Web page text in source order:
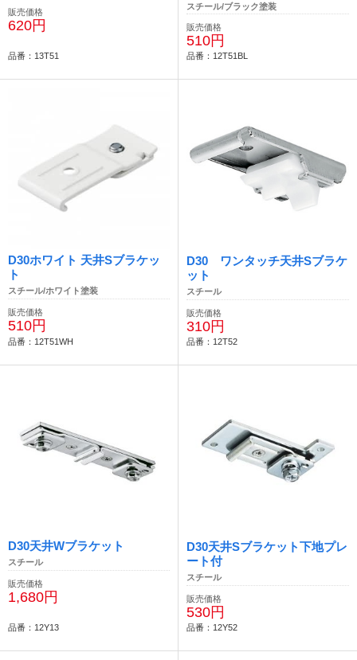
販売価格
620円
品番：13T51
スチール/ブラック塗装
販売価格
510円
品番：12T51BL
D30ホワイト 天井Sブラケッ
ト
スチール/ホワイト塗装
販売価格
510円
品番：12T51WH
D30 ワンタッチ天井Sブラケ
ット
スチール
販売価格
310円
品番：12T52
D30天井Wブラケット
スチール
販売価格
1,680円
品番：12Y13
D30天井Sブラケット下地プレ
ート付
スチール
販売価格
530円
品番：12Y52